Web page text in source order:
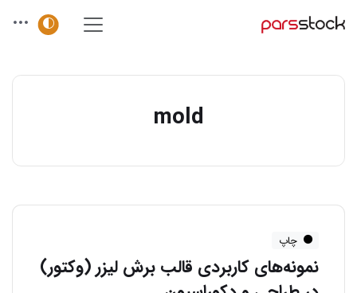
mold
چاپ
نمونه‌های کاربردی قالب برش لیزر (وکتور)